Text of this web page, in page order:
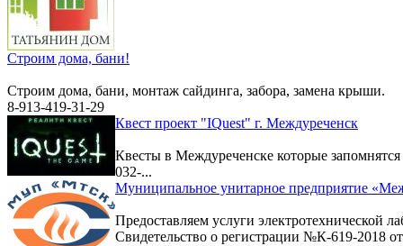
Строим дома, бани!
Строим дома, бани, монтаж сайдинга, забора, замена крыши.
8-913-419-31-29
Квест проект "IQuest" г. Междуреченск
Квесты в Междуреченске которые
032-...
Муниципальное унитарное предприятие
Предоставляем услуги электротехнической
Свидетельство о регистрации №К-619-2018 от